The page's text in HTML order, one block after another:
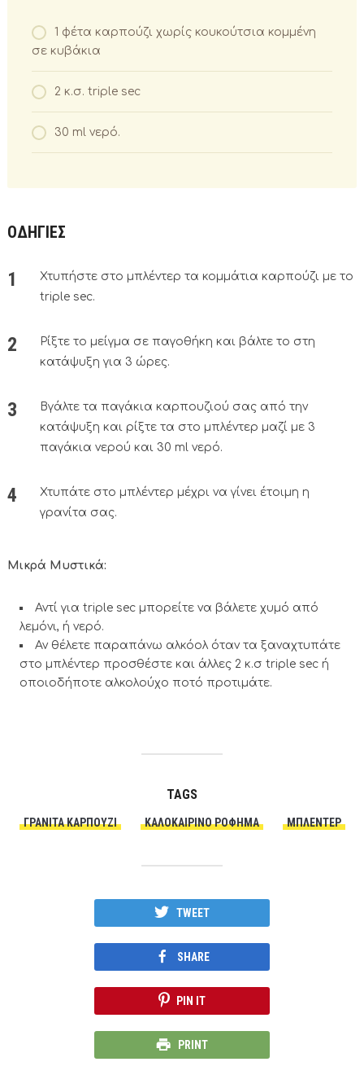
1 φέτα καρπούζι χωρίς κουκούτσια κομμένη
σε κυβάκια
2 κ.σ. triple sec
30 ml νερό.
ΟΔΗΓΙΕΣ
Χτυπήστε στο μπλέντερ τα κομμάτια καρπούζι με το
triple sec.
Ρίξτε το μείγμα σε παγοθήκη και βάλτε το στη
κατάψυξη για 3 ώρες.
Βγάλτε τα παγάκια καρπουζιού σας από την
κατάψυξη και ρίξτε τα στο μπλέντερ μαζί με 3
παγάκια νερού και 30 ml νερό.
Χτυπάτε στο μπλέντερ μέχρι να γίνει έτοιμη η
γρανίτα σας.
Μικρά Μυστικά:
Αντί για triple sec μπορείτε να βάλετε χυμό από
λεμόνι, ή νερό.
Αν θέλετε παραπάνω αλκόολ όταν τα ξαναχτυπάτε
στο μπλέντερ προσθέστε και άλλες 2 κ.σ triple sec ή
οποιοδήποτε αλκολούχο ποτό προτιμάτε.
TAGS
ΓΡΑΝΙΤΑ ΚΑΡΠΟΥΖΙ ΚΑΛΟΚΑΙΡΙΝΟ ΡΟΦΗΜΑ ΜΠΛΈΝΤΕΡ
TWEET
SHARE
PIN IT
PRINT